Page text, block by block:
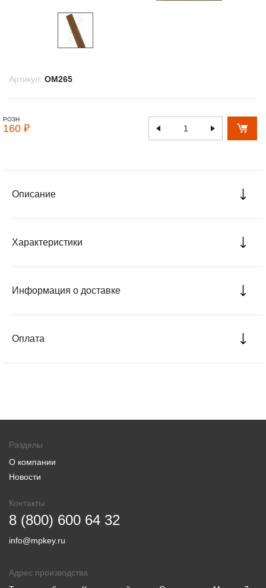
Артикул: OM265
РОЗН
160 ₽
Описание
Характеристики
Информация о доставке
Оплата
Разделы
О компании
Новости
Контакты
8 (800) 600 64 32
info@mpkey.ru
Адрес производства